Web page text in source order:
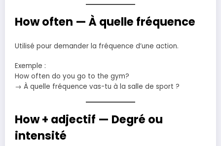
How often — À quelle fréquence
Utilisé pour demander la fréquence d’une action.
Exemple :
How often do you go to the gym?
→ À quelle fréquence vas-tu à la salle de sport ?
How + adjectif — Degré ou
intensité